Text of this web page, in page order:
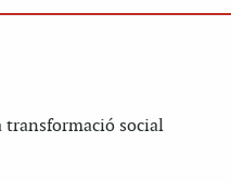
transformació social